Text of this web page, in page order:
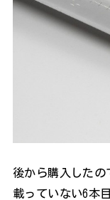
後から購入した
載っていない6本